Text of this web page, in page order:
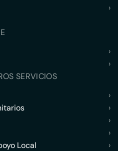
›
›
›
SERVICIOS
›
›
›
›
Local
›